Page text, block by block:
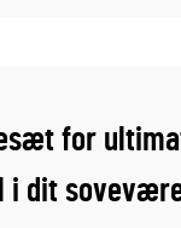
for
i dit